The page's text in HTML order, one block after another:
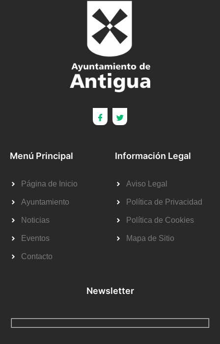
Menú Principal
Página de Inicio
Ayuntamiento
Noticias
Eventos
Contacto
Información Legal
Aviso Legal
Política de Privacidad
Política de Cookies
Mapa de Sitio
Newsletter